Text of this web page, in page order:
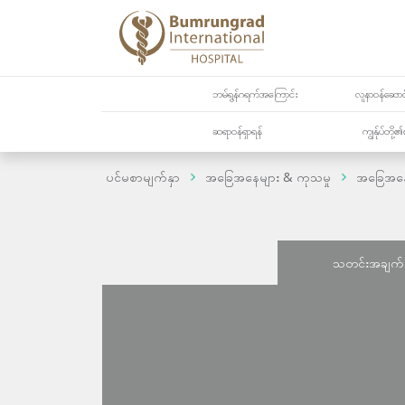
ဘမ်ရွန်ဂရက်အကြောင်း လူနာဝန်ဆော
ဆရာဝန်ရှာရန် ကျွန်ုပ်တို့၏
ပင်မစာမျက်နှာ အခြေအနေများ & ကုသမှု အခြေအန
သတင်းအခ